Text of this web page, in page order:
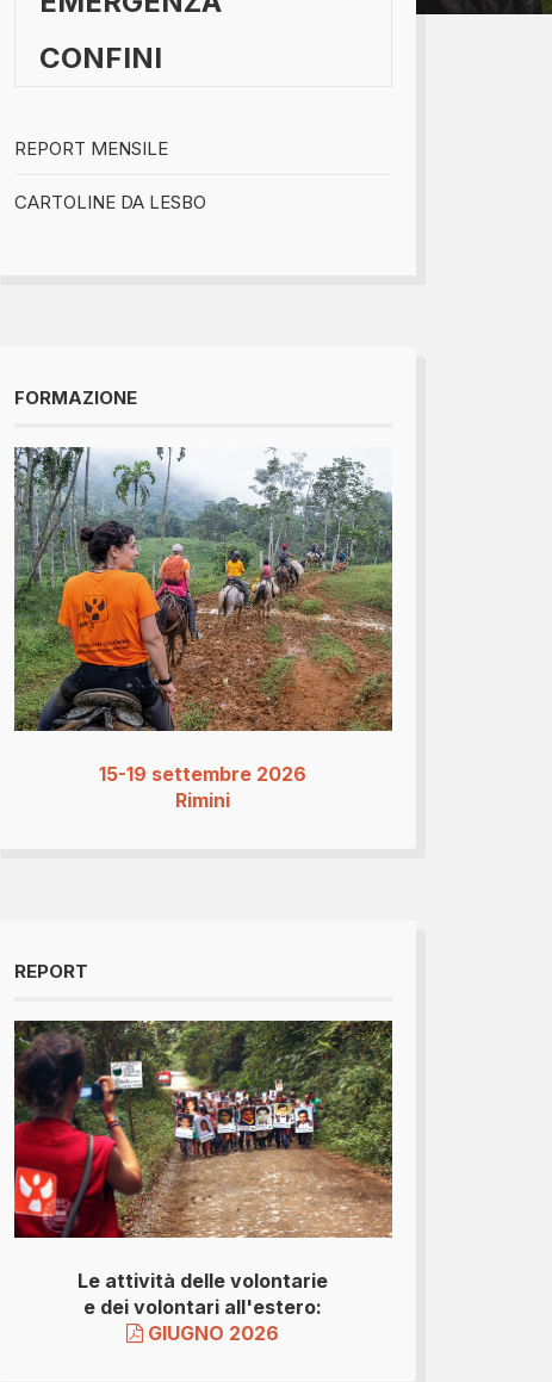
bomboniere...
CONFINI
REPORT MENSILE
CARTOLINE DA LESBO
FORMAZIONE
15-19 settembre 2026
Rimini
REPORT
Le attività delle volontarie
e dei volontari all'estero:
GIUGNO 2026